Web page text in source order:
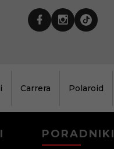
Carrera Polaroid
PORADNIKI